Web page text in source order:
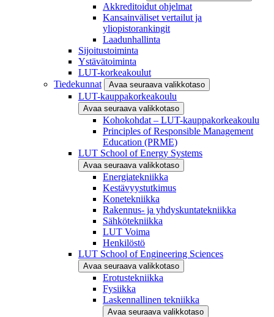
Akkreditoidut ohjelmat
Kansainväliset vertailut ja
yliopistorankingit
Laadunhallinta
Sijoitustoiminta
Ystävätoiminta
LUT-korkeakoulut
Tiedekunnat
Avaa seuraava valikkotaso
LUT-kauppakorkeakoulu
Avaa seuraava valikkotaso
Kohokohdat – LUT-kauppakorkeakoulu
Principles of Responsible Management
Education (PRME)
LUT School of Energy Systems
Avaa seuraava valikkotaso
Energiatekniikka
Kestävyystutkimus
Konetekniikka
Rakennus- ja yhdyskuntatekniikka
Sähkötekniikka
LUT Voima
Henkilöstö
LUT School of Engineering Sciences
Avaa seuraava valikkotaso
Erotustekniikka
Fysiikka
Laskennallinen tekniikka
Avaa seuraava valikkotaso